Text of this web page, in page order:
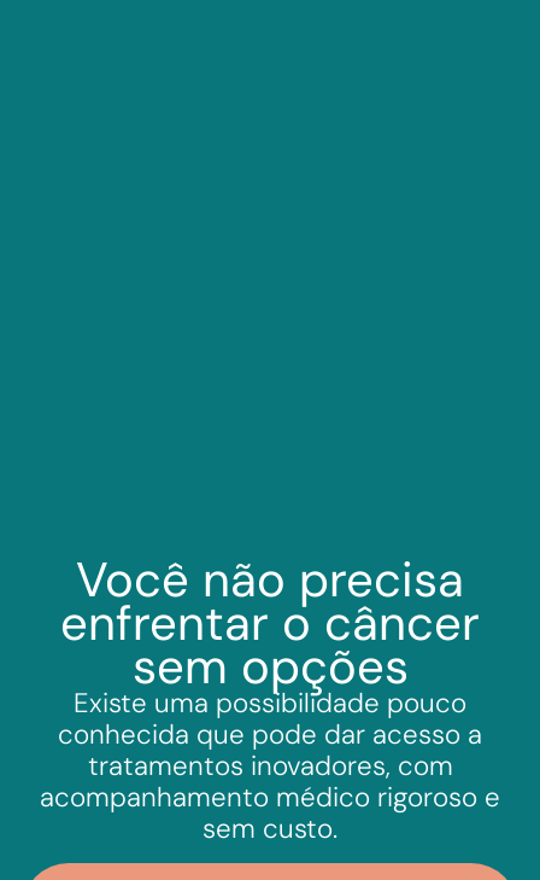
Você não precisa
enfrentar o câncer
sem opções
Existe uma possibilidade pouco
conhecida que pode dar acesso a
tratamentos inovadores, com
acompanhamento médico rigoroso e
sem custo.